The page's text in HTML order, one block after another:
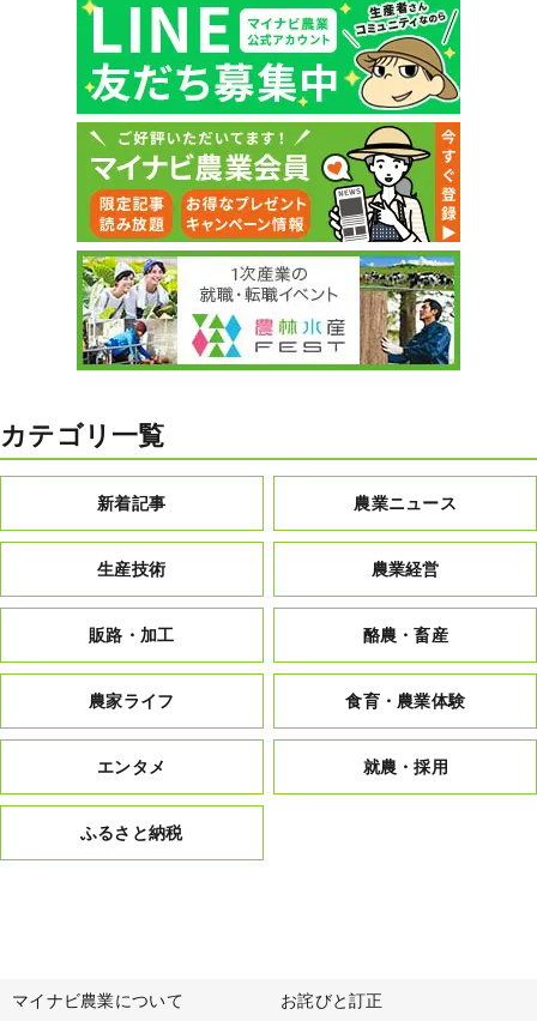
カテゴリ一覧
新着記事 農業ニュース
生産技術 農業経営
販路・加工 酪農・畜産
農家ライフ 食育・農業体験
エンタメ 就農・採用
ふるさと納税
マイナビ農業について お詫びと訂正